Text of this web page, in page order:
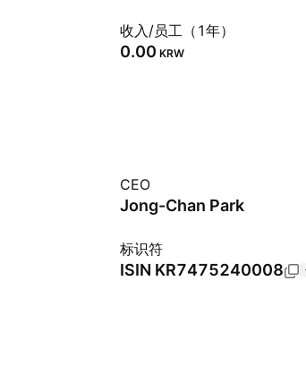
收入/员工（1年）
0.00 KRW
CEO
Jong-Chan Park
标识符
ISIN KR7475240008